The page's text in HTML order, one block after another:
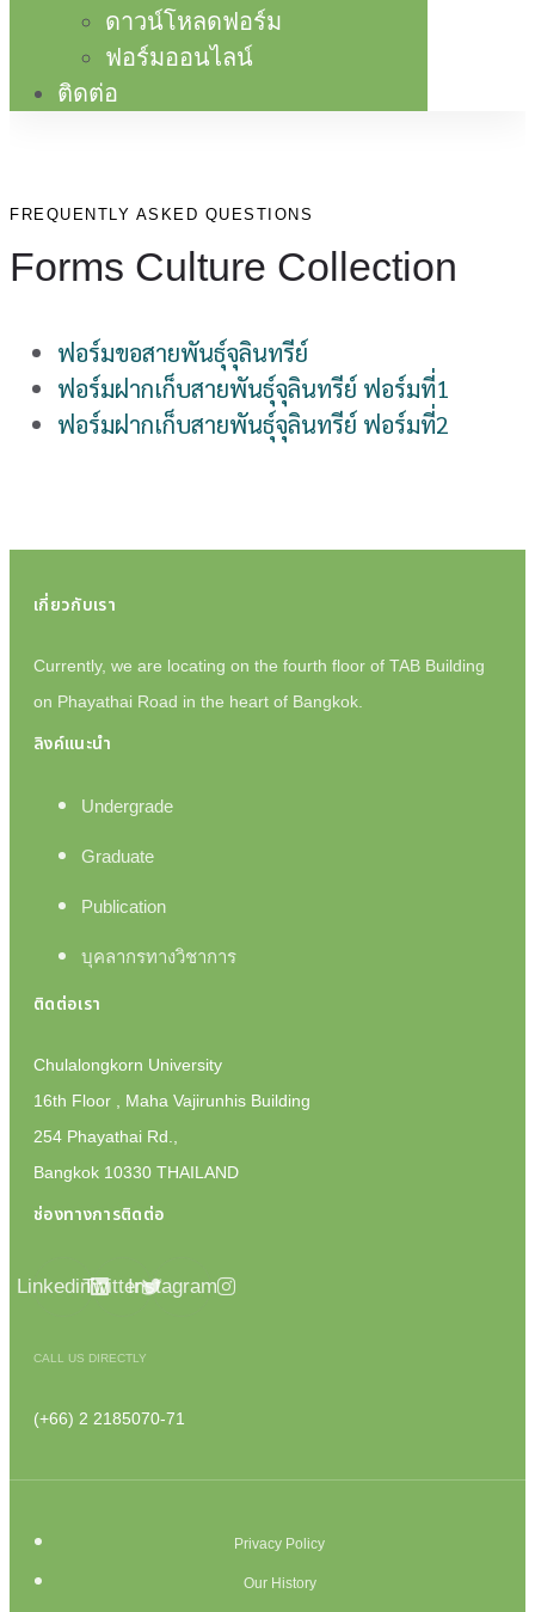
ดาวน์โหลดฟอร์ม
ฟอร์มออนไลน์
ติดต่อ
FREQUENTLY ASKED QUESTIONS
Forms Culture Collection
ฟอร์มขอสายพันธุ์จุลินทรีย์
ฟอร์มฝากเก็บสายพันธุ์จุลินทรีย์ ฟอร์มที่1
ฟอร์มฝากเก็บสายพันธุ์จุลินทรีย์ ฟอร์มที่2
เกี่ยวกับเรา
Currently, we are locating on the fourth floor of TAB Building
on Phayathai Road in the heart of Bangkok.
ลิงค์แนะนำ
Undergrade
Graduate
Publication
บุคลากรทางวิชาการ
ติดต่อเรา
Chulalongkorn University
16th Floor , Maha Vajirunhis Building
254 Phayathai Rd.,
Bangkok 10330 THAILAND
ช่องทางการติดต่อ
LinkedinTwitterInstagram
CALL US DIRECTLY
(+66) 2 2185070-71
Privacy Policy
Our History